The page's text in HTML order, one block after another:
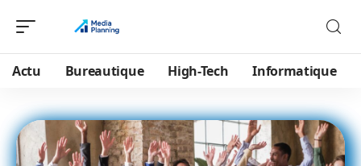
Actu Bureautique High-Tech Informatique